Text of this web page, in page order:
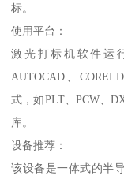
标。
使用平台：
激光打标机软件运
AUTOCAD、
式，如PLT、PCW、
库。
设备推荐：
该设备是一体式的半